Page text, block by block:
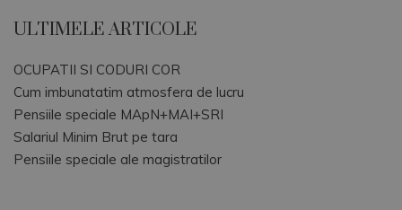
ULTIMELE ARTICOLE
OCUPATII SI CODURI COR
Cum imbunatatim atmosfera de lucru
Pensiile speciale MApN+MAI+SRI
Salariul Minim Brut pe tara
Pensiile speciale ale magistratilor